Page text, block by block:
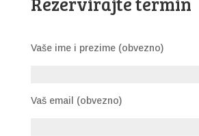
Vaše ime i prezime (obvezno)
Vaš email (obvezno)